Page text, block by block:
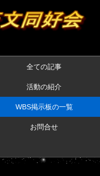
全ての記事
活動の紹介
WBS掲示板の一覧
お問合せ